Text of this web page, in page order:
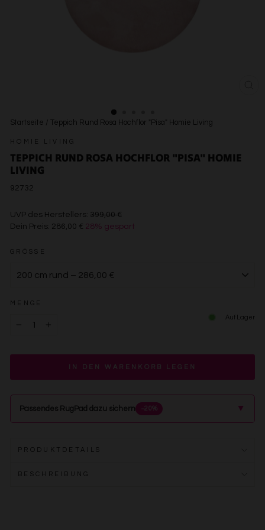
Startseite / Teppich Rund Rosa Hochflor "Pisa" Homie Living
HOMIE LIVING
TEPPICH RUND ROSA HOCHFLOR "PISA" HOMIE
LIVING
92732
UVP des Herstellers: 399,00 €€399,00
Dein Preis: 286,00 € 28% gespart
GRÖSSE
MENGE
Auf Lager
IN DEN WARENKORB LEGEN
Passendes RugPad dazu sichern −20% ▲
PRODUKTDETAILS
BESCHREIBUNG